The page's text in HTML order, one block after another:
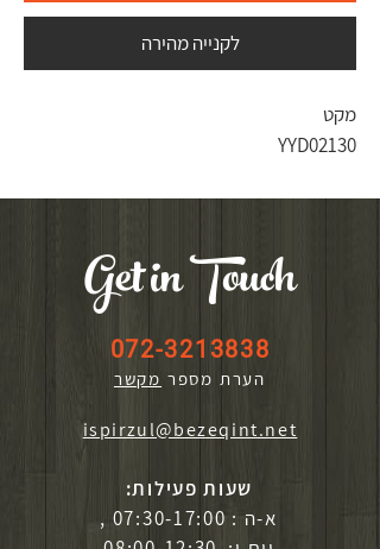
לקנייה מהירה
מקט
YYD02130
Get in Touch
072-3213838
הערת מספר מקשר
ispirzul@bezeqint.net
שעות פעילות:
א-ה : 07:30-17:00 ,